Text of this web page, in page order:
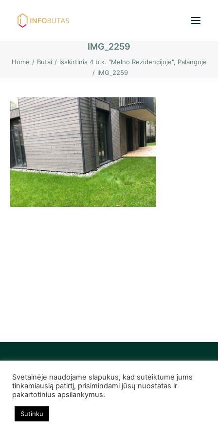
Pradžia
Namai / Kotedžai
Žemės sklypai
Nuoma
PASKOLOS
IMG_2259
Home Butai
Išskirtinis 4 b.k. "Melno Rezidencijoje", Palangoje
IMG_2259
© 2022 Infobutas. Visos teisės saugomos
Svetainėje naudojame slapukus, kad suteiktume jums
tinkamiausią patirtį, prisimindami jūsų nuostatas ir
pakartotinius apsilankymus.
Sutinku